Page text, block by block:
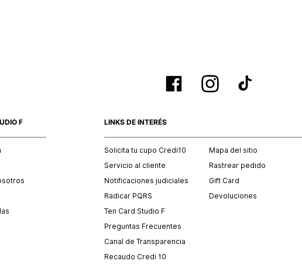
F LINKS DE INTERÉS
Solicita tu cupo Credi10
Servicio al cliente
Notificaciones judiciales
Radicar PQRS
Ten Card Studio F
Preguntas Frecuentes
Canal de Transparencia
Recaudo Credi 10
Mapa del sitio
Rastrear pedido
Gift Card
Devoluciones